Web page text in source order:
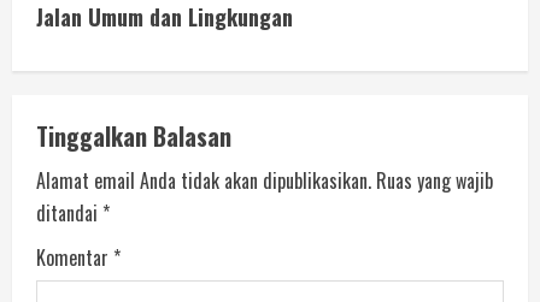
Jalan Umum dan Lingkungan
Tinggalkan Balasan
Alamat email Anda tidak akan dipublikasikan. Ruas yang wajib
ditandai *
Komentar *